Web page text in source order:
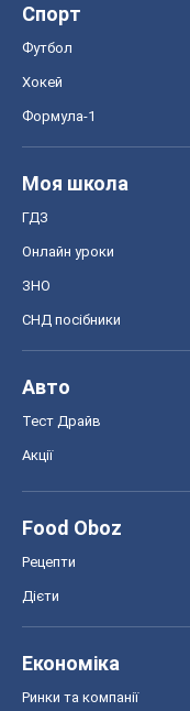
Спорт
Футбол
Хокей
Формула-1
Моя школа
ГДЗ
Онлайн уроки
ЗНО
СНД посібники
Авто
Тест Драйв
Акції
Food Oboz
Рецепти
Дієти
Економіка
Ринки та компанії